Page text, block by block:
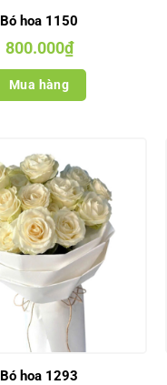
Bó hoa 1150
800.000₫
Mua hàng
Bó hoa 1293